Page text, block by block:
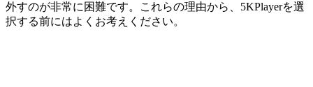
外すのが非常に困難です。これらの理由から、5KPlayerを選
択する前にはよくお考えください。